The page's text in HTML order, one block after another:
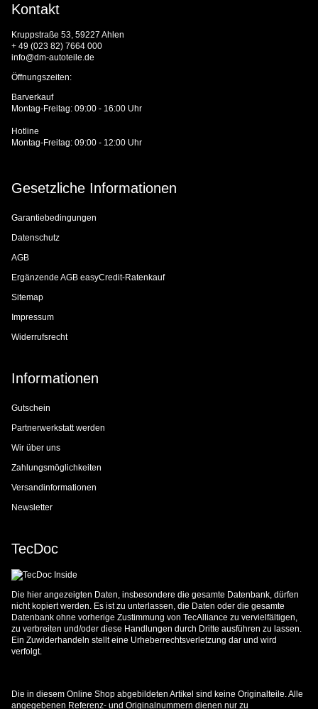
Kontakt
Kruppstraße 53, 59227 Ahlen
+ 49 (023 82) 7664 000
info@dm-autoteile.de
Öffnungszeiten:
Barverkauf
Montag-Freitag: 09:00 - 16:00 Uhr
Hotline
Montag-Freitag: 09:00 - 12:00 Uhr
Gesetzliche Informationen
Garantiebedingungen
Datenschutz
AGB
Ergänzende AGB easyCredit-Ratenkauf
Sitemap
Impressum
Widerrufsrecht
Informationen
Gutschein
Partnerwerkstatt werden
Wir über uns
Zahlungsmöglichkeiten
Versandinformationen
Newsletter
TecDoc
Die hier angezeigten Daten, insbesondere die gesamte Datenbank, dürfen
nicht kopiert werden. Es ist zu unterlassen, die Daten oder die gesamte
Datenbank ohne vorherige Zustimmung von TecAlliance zu vervielfältigen,
zu verbreiten und/oder diese Handlungen durch Dritte ausführen zu lassen.
Ein Zuwiderhandeln stellt eine Urheberrechtsverletzung dar und wird
verfolgt.
Die in diesem Online Shop abgebildeten Artikel sind keine Originalteile. Alle
angegebenen Referenz- und Originalnummern dienen nur zu